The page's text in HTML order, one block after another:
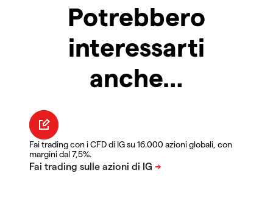
Potrebbero
interessarti
anche…
Fai trading con i CFD di IG su 16.000 azioni globali, con
margini dal 7,5%.